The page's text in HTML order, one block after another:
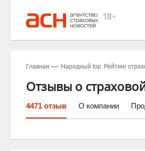
Главная Народный top. Рейтинг
Отзывы о
4471 отзыв О компании